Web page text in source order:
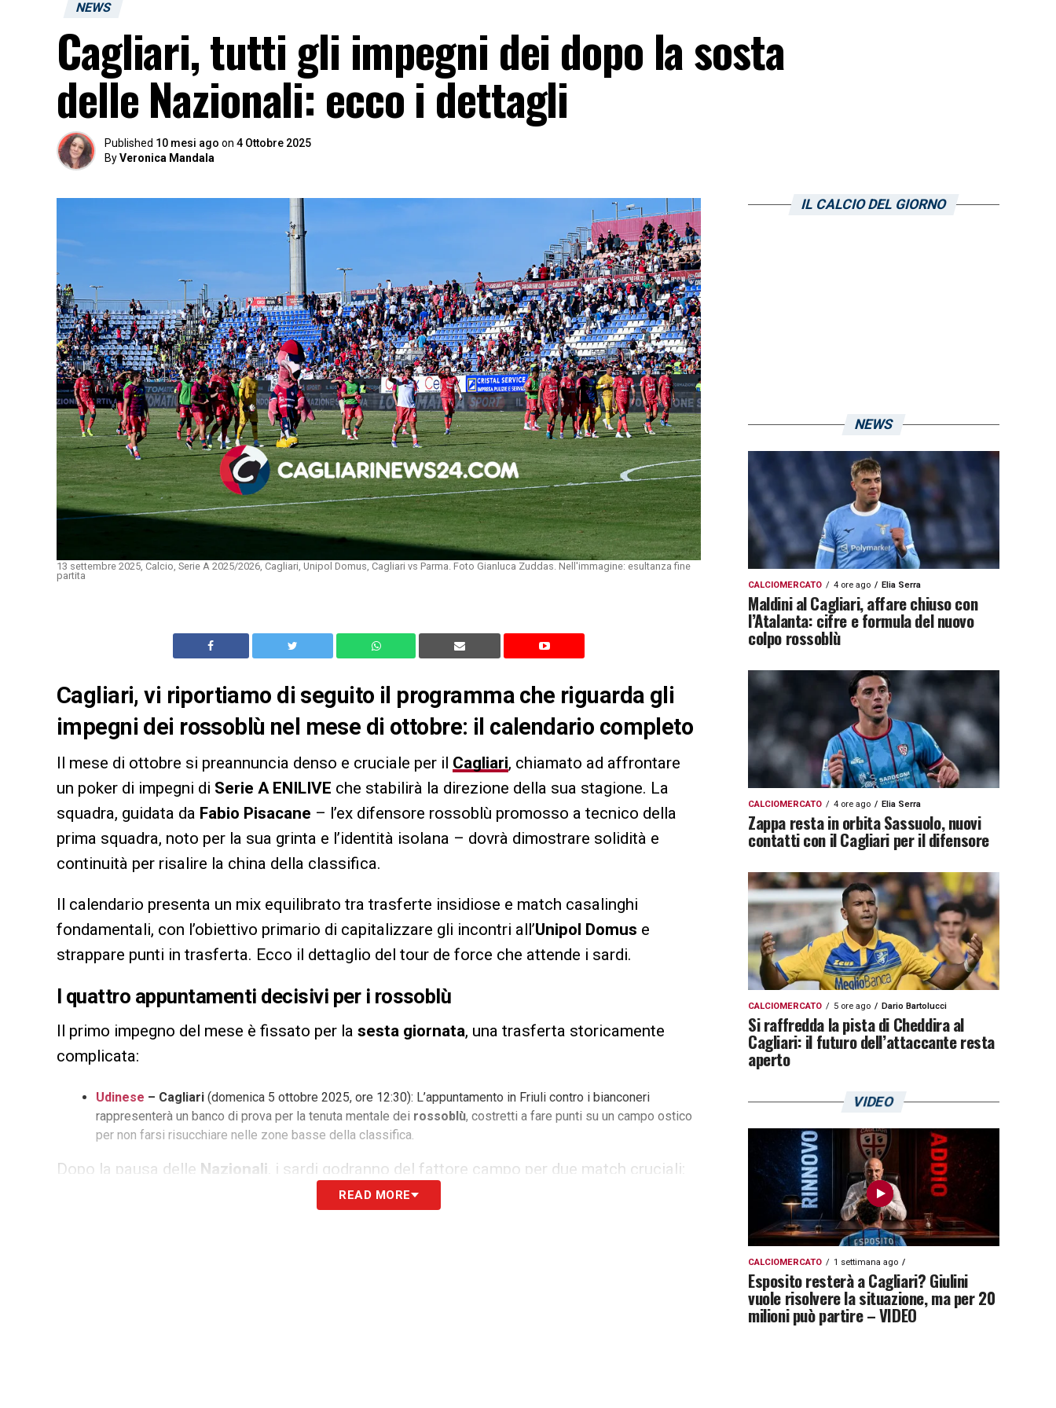
NEWS
Cagliari, tutti gli impegni dei dopo la sosta
delle Nazionali: ecco i dettagli
Published 10 mesi ago on 4 Ottobre 2025
ByVeronica Mandala
13 settembre 2025, Calcio, Serie A 2025/2026, Cagliari, Unipol Domus, Cagliari vs Parma. Foto Gianluca Zuddas. Nell'immagine: esultanza fine
partita
Cagliari, vi riportiamo di seguito il programma che riguarda gli
impegni dei rossoblù nel mese di ottobre: il calendario completo
Il mese di ottobre si preannuncia denso e cruciale per il Cagliari, chiamato ad affrontare
un poker di impegni di Serie A ENILIVE che stabilirà la direzione della sua stagione. La
squadra, guidata da Fabio Pisacane – l’ex difensore rossoblù promosso a tecnico della
prima squadra, noto per la sua grinta e l’identità isolana – dovrà dimostrare solidità e
continuità per risalire la china della classifica.
Il calendario presenta un mix equilibrato tra trasferte insidiose e match casalinghi
fondamentali, con l’obiettivo primario di capitalizzare gli incontri all’Unipol Domus e
strappare punti in trasferta. Ecco il dettaglio del tour de force che attende i sardi.
I quattro appuntamenti decisivi per i rossoblù
Il primo impegno del mese è fissato per la sesta giornata, una trasferta storicamente
complicata:
Udinese – Cagliari (domenica 5 ottobre 2025, ore 12:30): L’appuntamento in Friuli contro i bianconeri
rappresenterà un banco di prova per la tenuta mentale dei rossoblù, costretti a fare punti su un campo ostico
per non farsi risucchiare nelle zone basse della classifica.
Dopo la pausa delle Nazionali , i sardi godranno del fattore campo per due match cruciali:
(domenica 19 ottobre 2025, ore 15:00): Lasettima giornata
READ MORE
IL CALCIO DEL GIORNO
NEWS
CALCIOMERCATO 4 ore ago Elia Serra
Maldini al Cagliari, affare chiuso con
l’Atalanta: cifre e formula del nuovo
colpo rossoblù
CALCIOMERCATO 4 ore ago Elia Serra
Zappa resta in orbita Sassuolo, nuovi
contatti con il Cagliari per il difensore
CALCIOMERCATO 5 ore ago Dario Bartolucci
Si raffredda la pista di Cheddira al
Cagliari: il futuro dell’attaccante resta
aperto
VIDEO
CALCIOMERCATO 1 settimana ago
Esposito resterà a Cagliari? Giulini
vuole risolvere la situazione, ma per 20
milioni può partire – VIDEO